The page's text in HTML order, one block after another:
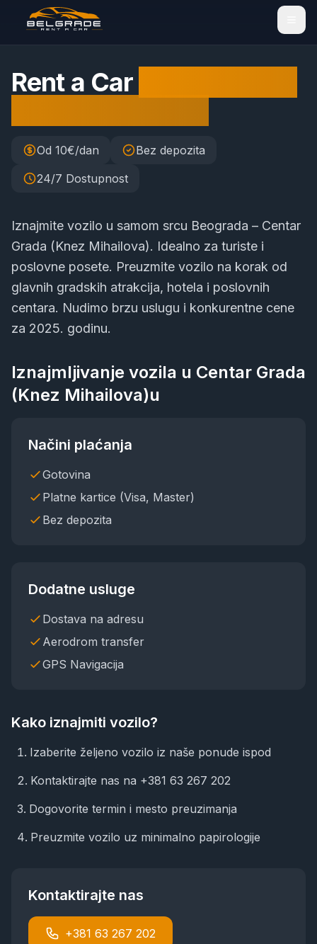
Rent a Car
Od 10€/dan
Bez depozita
24/7 Dostupnost
Iznajmite vozilo u samom srcu Beograda – Centar
Grada (Knez Mihailova). Idealno za turiste i
poslovne posete. Preuzmite vozilo na korak od
glavnih gradskih atrakcija, hotela i poslovnih
centara. Nudimo brzu uslugu i konkurentne cene
za 2025. godinu.
Iznajmljivanje vozila u Centar Grada
(Knez Mihailova)u
Načini plaćanja
Gotovina
Platne kartice (Visa, Master)
Bez depozita
Dodatne usluge
Dostava na adresu
Aerodrom transfer
GPS Navigacija
Kako iznajmiti vozilo?
Izaberite željeno vozilo iz naše ponude ispod
Kontaktirajte nas na +381 63 267 202
Dogovorite termin i mesto preuzimanja
Preuzmite vozilo uz minimalno papirologije
Kontaktirajte nas
+381 63 267 202